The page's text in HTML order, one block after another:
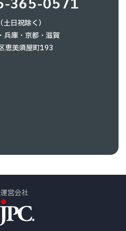
365-0571
日祝除く）
兵庫・京都・滋賀
恵美須屋町193
運営会社